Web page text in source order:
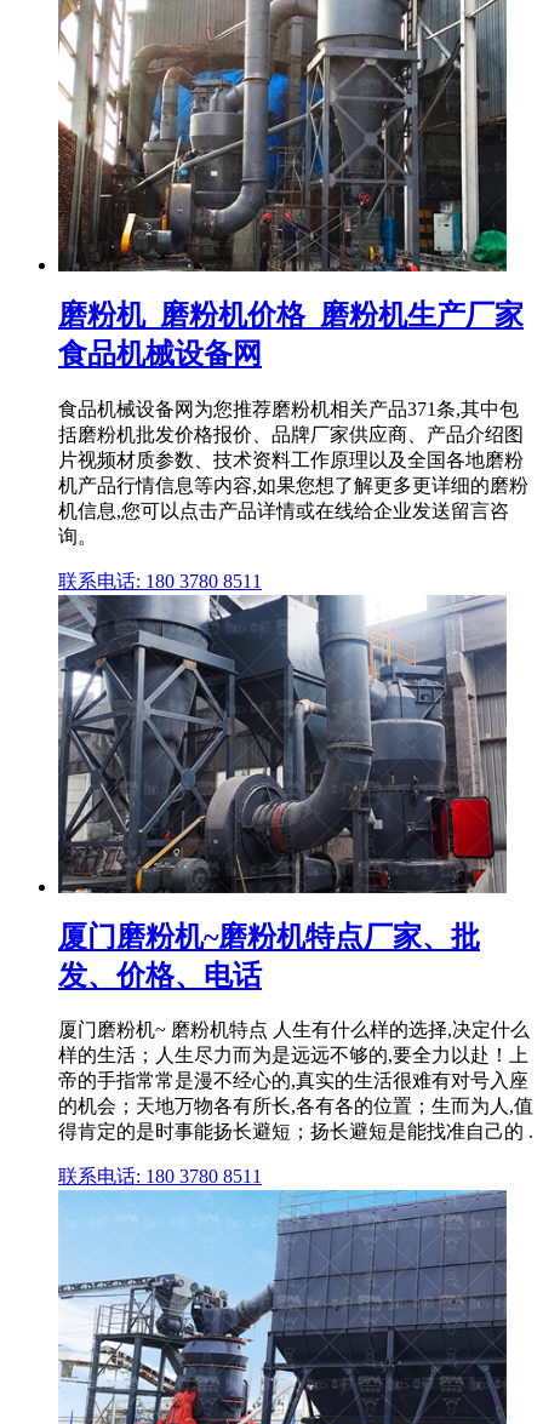
磨粉机_磨粉机价格_磨粉机生产厂家
食品机械设备网
食品机械设备网为您推荐磨粉机相关产品371条,其中包
括磨粉机批发价格报价、品牌厂家供应商、产品介绍图
片视频材质参数、技术资料工作原理以及全国各地磨粉
机产品行情信息等内容,如果您想了解更多更详细的磨粉
机信息,您可以点击产品详情或在线给企业发送留言咨
询。
联系电话: 180 3780 8511
厦门磨粉机~磨粉机特点厂家、批
发、价格、电话
厦门磨粉机~ 磨粉机特点 人生有什么样的选择,决定什么
样的生活；人生尽力而为是远远不够的,要全力以赴！上
帝的手指常常是漫不经心的,真实的生活很难有对号入座
的机会；天地万物各有所长,各有各的位置；生而为人,值
得肯定的是时事能扬长避短；扬长避短是能找准自己的 .
联系电话: 180 3780 8511